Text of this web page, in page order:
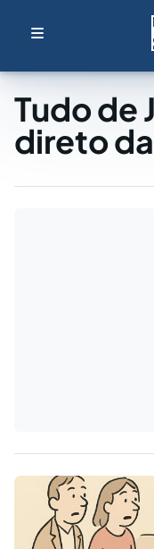
Tudo de
direto